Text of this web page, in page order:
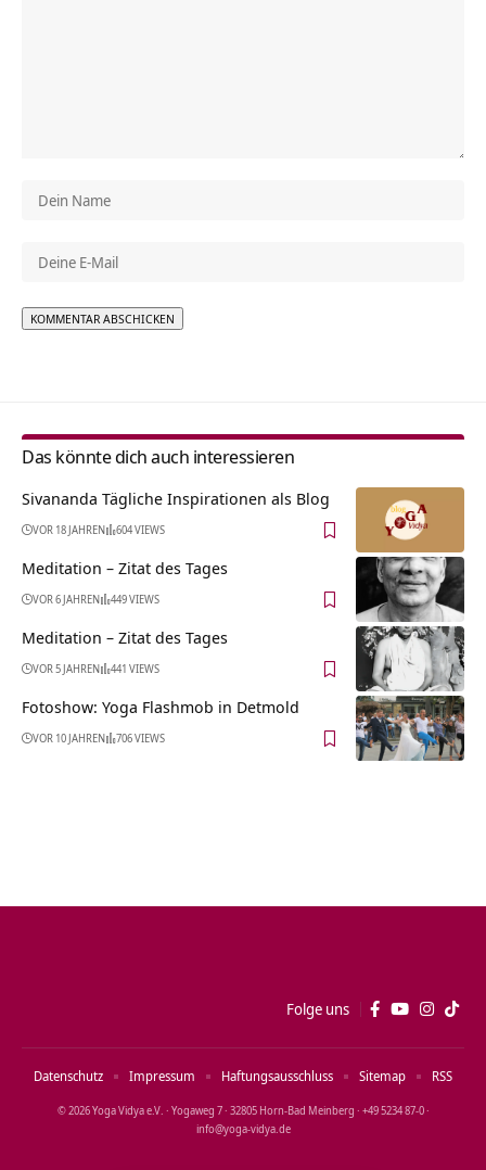
Das könnte dich auch interessieren
Sivananda Tägliche Inspirationen als Blog
VOR 18 JAHREN 604 VIEWS
Meditation – Zitat des Tages
VOR 6 JAHREN 449 VIEWS
Meditation – Zitat des Tages
VOR 5 JAHREN 441 VIEWS
Fotoshow: Yoga Flashmob in Detmold
VOR 10 JAHREN 706 VIEWS
Folge uns
© 2026 Yoga Vidya e.V. · Yogaweg 7 · 32805 Horn‑Bad Meinberg · +49 5234 87‑0 ·
info@yoga‑vidya.de
Datenschutz Impressum Haftungsausschluss Sitemap RSS